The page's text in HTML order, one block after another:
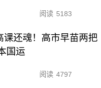
阅读 5183
课还魂！高市早苗两把
国运
阅读 4797